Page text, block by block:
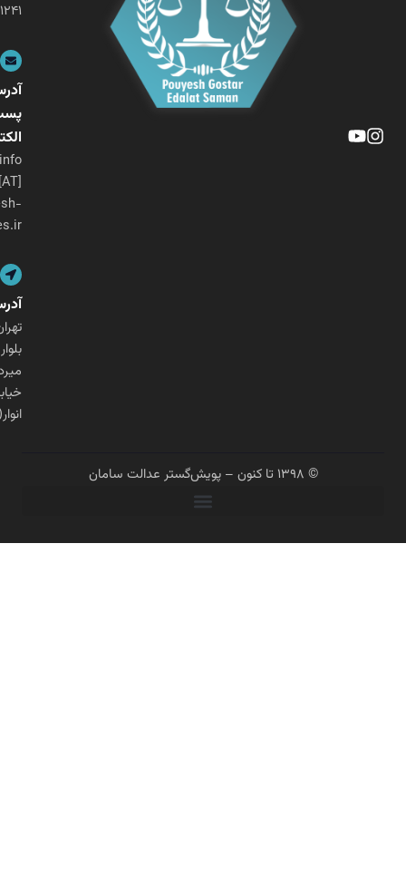
۰۲۱-۲۶۴۰۱۲۴۱
الکترونیکی
pouyesh-
انوار(شنگرف)